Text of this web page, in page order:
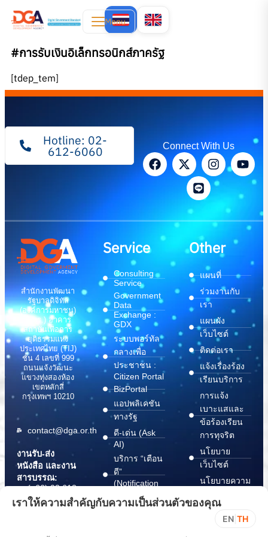
Menu
#การรับเงินอิเล็กทรอนิกส์ภาครัฐ
[tdep_tem]
Hotline: 02-
612-6060 Connect With Us
สำนักงานพัฒนา
รัฐบาลดิจิทัล
(องค์การมหาชน)
(สพร.) อาคาร
สถาบันเพื่อการ
ยุติธรรมแห่ง
ประเทศไทย (TIJ)
ชั้น 4 เลขที่ 999
ถนนแจ้งวัฒนะ
แขวงทุ่งสองห้อง
เขตหลักสี่
กรุงเทพฯ 10210
contact@dga.or.th
งานรับ-ส่ง
หนังสือ และงาน
สารบรรณ:
(+66) 02 612
6000
saraban@dga.or.th
Service
Consulting
Service
Government
Data
Exchange :
GDX
ระบบพอร์ทัล
กลางเพื่อ
ประชาชน :
Citizen Portal
BizPortal
แอปพลิเคชัน
ทางรัฐ
ดี-เด่น (Ask
AI)
บริการ “เตือน
ดี”
(Notification
บริการ
Other
แผนที่
ร่วมงานกับ
เรา
แผนผัง
เว็บไซต์
ติดต่อเรา
แจ้งเรื่องร้อง
เรียนบริการ
การแจ้ง
เบาะแสและ
ข้อร้องเรียน
การทุจริต
นโยบาย
เว็บไซต์
นโยบายความ
ปลอดภัย
สารสนเทศ
เราให้ความสำคัญกับความเป็นส่วนตัวของคุณ
EN TH